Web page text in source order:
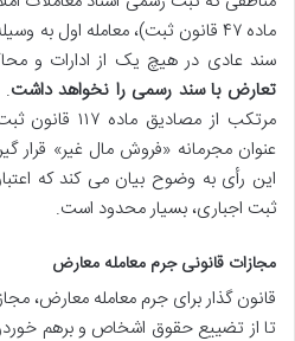
ماده ۴۷ قانون ثبت)، معامله اول
سند عادی در هیچ یک از ادارات و
تعارض با سند رسمی را نخواهد داشت.
مرتکب از
عنوان مجرمانه «فروش مال غیر» قرار
این رأی به وضوح بیان می کند که
ثبت اجباری، بسیار محدود است.
مجازات قانونی جرم معامله معارض
قانون گذار برای جرم معامله معارض،
تا از تضییع حقوق اشخاص و برهم